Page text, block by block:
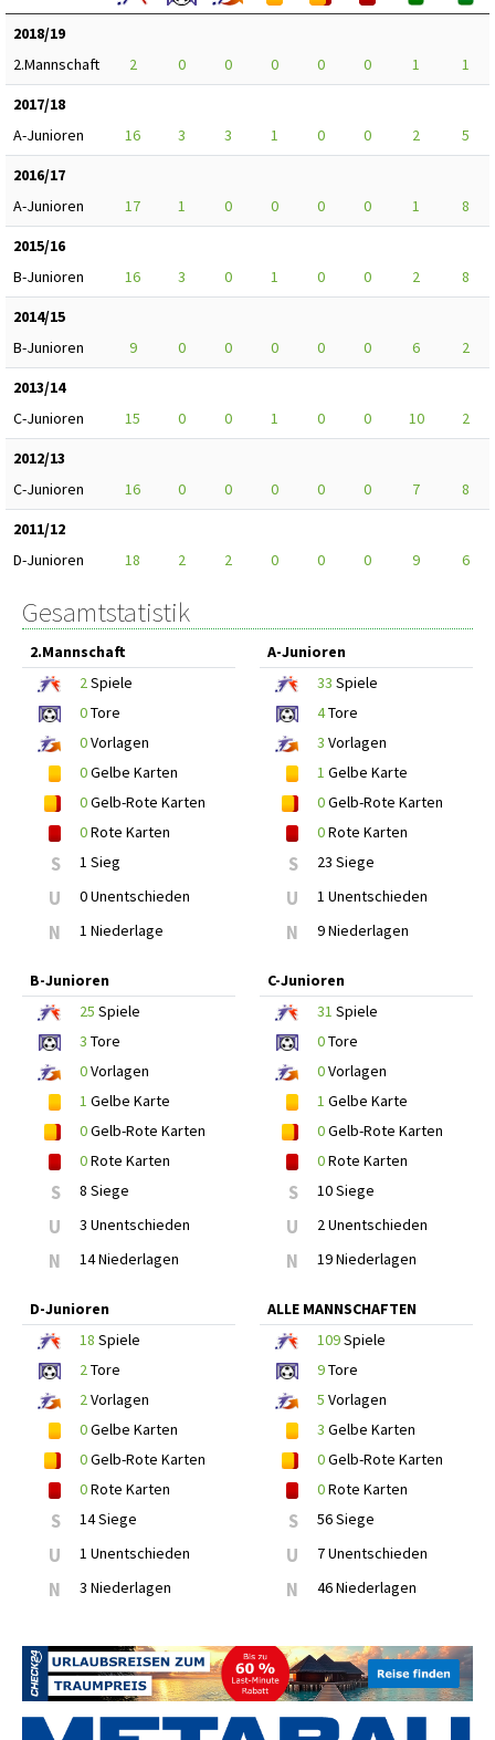
2018/19
2.Mannschaft
2 0 0 0 0 0 1
1
2017/18
A-Junioren
16 3 3 1 0 0 2
5
2016/17
A-Junioren
17 1 0 0 0 0 1
8
2015/16
B-Junioren
16 3 0 1 0 0 2
8
2014/15
B-Junioren
9 0 0 0 0 0 6
2
2013/14
C-Junioren
15 0 0 1 0 0 10
2
2012/13
C-Junioren
16 0 0 0 0 0 7
8
2011/12
D-Junioren
18 2 2 0 0 0 9 6
Gesamtstatistik
2.Mannschaft
2Spiele
0Tore
0Vorlagen
0Gelbe Karten
0Gelb-Rote Karten
0Rote Karten
S 1 Sieg
U 0 Unentschieden
N 1 Niederlage
A-Junioren
33 Spiele
4Tore
3 Vorlagen
1 Gelbe Karte
0Gelb-Rote Karten
0Rote Karten
S 23 Siege
U 1 Unentschieden
N 9 Niederlagen
B-Junioren
25 Spiele
3 Tore
0Vorlagen
1 Gelbe Karte
0Gelb-Rote Karten
0Rote Karten
S 8 Siege
U 3 Unentschieden
N 14 Niederlagen
C-Junioren
31 Spiele
0Tore
0Vorlagen
1 Gelbe Karte
0Gelb-Rote Karten
0Rote Karten
S 10 Siege
U 2 Unentschieden
N 19 Niederlagen
D-Junioren
18 Spiele
2Tore
2Vorlagen
0Gelbe Karten
0Gelb-Rote Karten
0Rote Karten
S 14 Siege
U 1 Unentschieden
N 3 Niederlagen
ALLE MANNSCHAFTEN
109Spiele
9Tore
5 Vorlagen
3 Gelbe Karten
0Gelb-Rote Karten
0Rote Karten
S 56 Siege
U 7 Unentschieden
N 46 Niederlagen